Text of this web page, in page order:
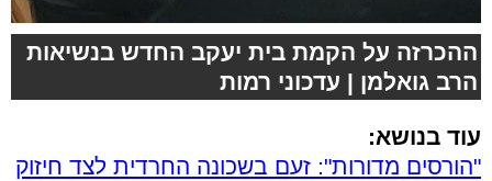
ההכרזה על הקמת בית יעקב החדש בנשיאות
הרב גואלמן | עדכוני רמות
עוד בנושא:
"הורסים מדורות": זעם בשכונה החרדית לצד חיזוק